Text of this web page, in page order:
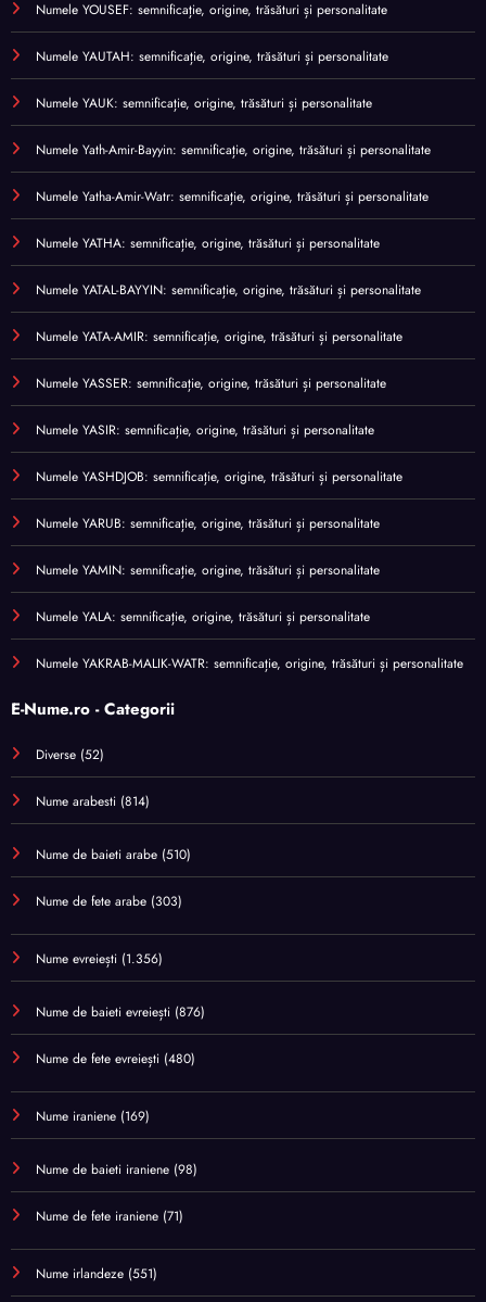
Numele YOUSEF: semnificație, origine, trăsături și personalitate
Numele YAUTAH: semnificație, origine, trăsături și personalitate
Numele YAUK: semnificație, origine, trăsături și personalitate
Numele Yath-Amir-Bayyin: semnificație, origine, trăsături și personalitate
Numele Yatha-Amir-Watr: semnificație, origine, trăsături și personalitate
Numele YATHA: semnificație, origine, trăsături și personalitate
Numele YATAL-BAYYIN: semnificație, origine, trăsături și personalitate
Numele YATA-AMIR: semnificație, origine, trăsături și personalitate
Numele YASSER: semnificație, origine, trăsături și personalitate
Numele YASIR: semnificație, origine, trăsături și personalitate
Numele YASHDJOB: semnificație, origine, trăsături și personalitate
Numele YARUB: semnificație, origine, trăsături și personalitate
Numele YAMIN: semnificație, origine, trăsături și personalitate
Numele YALA: semnificație, origine, trăsături și personalitate
Numele YAKRAB-MALIK-WATR: semnificație, origine, trăsături și personalitate
E-Nume.ro - Categorii
Diverse (52)
Nume arabesti (814)
Nume de baieti arabe (510)
Nume de fete arabe (303)
Nume evreiești (1.356)
Nume de baieti evreiești (876)
Nume de fete evreiești (480)
Nume iraniene (169)
Nume de baieti iraniene (98)
Nume de fete iraniene (71)
Nume irlandeze (551)